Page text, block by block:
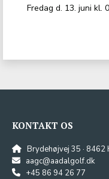
Fredag d. 13. juni kl.
KONTAKT OS
Brydehøjvej 35 · 8462
aagc@aadalgolf.dk
+45 86 94 26 77